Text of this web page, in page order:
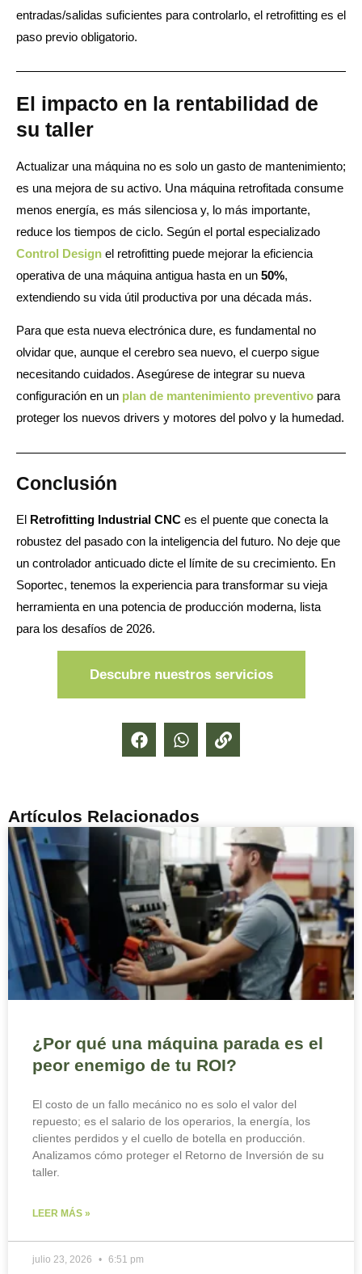
entradas/salidas suficientes para controlarlo, el retrofitting es el
paso previo obligatorio.
El impacto en la rentabilidad de
su taller
Actualizar una máquina no es solo un gasto de mantenimiento;
es una mejora de su activo. Una máquina retrofitada consume
menos energía, es más silenciosa y, lo más importante,
reduce los tiempos de ciclo. Según el portal especializado
Control Design el retrofitting puede mejorar la eficiencia
operativa de una máquina antigua hasta en un 50%,
extendiendo su vida útil productiva por una década más.
Para que esta nueva electrónica dure, es fundamental no
olvidar que, aunque el cerebro sea nuevo, el cuerpo sigue
necesitando cuidados. Asegúrese de integrar su nueva
configuración en un plan de mantenimiento preventivo para
proteger los nuevos drivers y motores del polvo y la humedad.
Conclusión
El Retrofitting Industrial CNC es el puente que conecta la
robustez del pasado con la inteligencia del futuro. No deje que
un controlador anticuado dicte el límite de su crecimiento. En
Soportec, tenemos la experiencia para transformar su vieja
herramienta en una potencia de producción moderna, lista
para los desafíos de 2026.
Descubre nuestros servicios
Artículos Relacionados
¿Por qué una máquina parada es el
peor enemigo de tu ROI?
El costo de un fallo mecánico no es solo el valor del
repuesto; es el salario de los operarios, la energía, los
clientes perdidos y el cuello de botella en producción.
Analizamos cómo proteger el Retorno de Inversión de su
taller.
LEER MÁS »
julio 23, 2026 6:51 pm